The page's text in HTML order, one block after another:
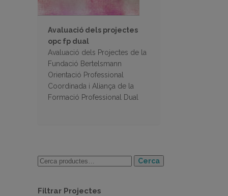
Avaluació dels projectes
opc fp dual
Avaluació dels Projectes de la
Fundació Bertelsmann
Orientació Professional
Coordinada i Aliança de la
Formació Professional Dual
Cerca
Filtrar Projectes